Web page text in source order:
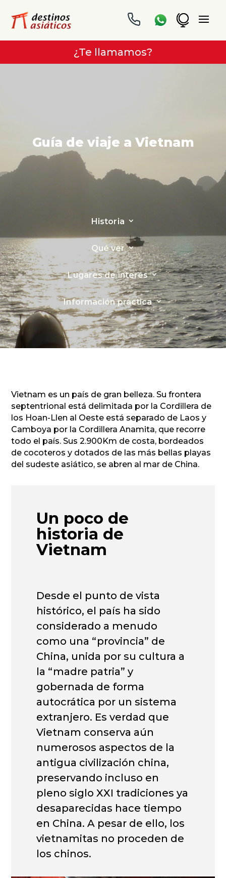
¿Te llamamos?
Guía de viaje a Vietnam
Historia 3
Qué ver3
Lugares de interés3
Información práctica3
Vietnam es un país de gran belleza. Su frontera
septentrional está delimitada por la Cordillera de
los Hoan-Llen al Oeste está separado de Laos y
Camboya por la Cordillera Anamita, que recorre
todo el país. Sus 2.900Km de costa, bordeados
de cocoteros y dotados de las más bellas playas
del sudeste asiático, se abren al mar de China.
Un poco de
historia de
Vietnam
Desde el punto de vista
histórico, el país ha sido
considerado a menudo
como una “provincia” de
China, unida por su cultura a
la “madre patria” y
gobernada de forma
autocrática por un sistema
extranjero. Es verdad que
Vietnam conserva aún
numerosos aspectos de la
antigua civilización china,
preservando incluso en
pleno siglo XXI tradiciones ya
desaparecidas hace tiempo
en China. A pesar de ello, los
vietnamitas no proceden de
los chinos.